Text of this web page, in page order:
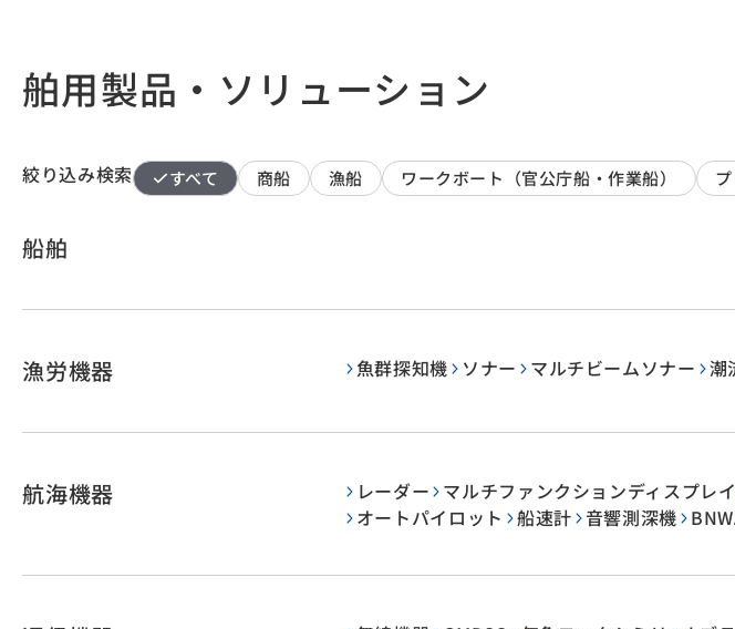
舶用製品・ソリューション
絞り込み検索 すべて 商船 漁船 ワークボート（官公庁船・作業船）
船舶
漁労機器 魚群探知機 ソナー マルチビームソナー 潮
航海機器 レーダー マルチファンクションディスプレイ
オートパイロット
船速計 音響測深機